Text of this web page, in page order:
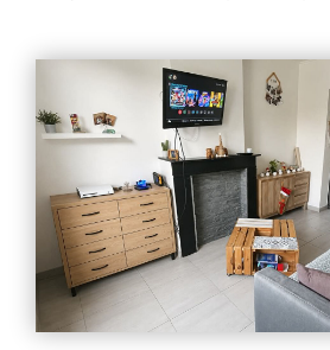
prix de vente est de 76 000€ frais
charge du vendeur.